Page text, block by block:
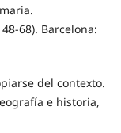
68). Barcelona:
del contexto.
e historia,